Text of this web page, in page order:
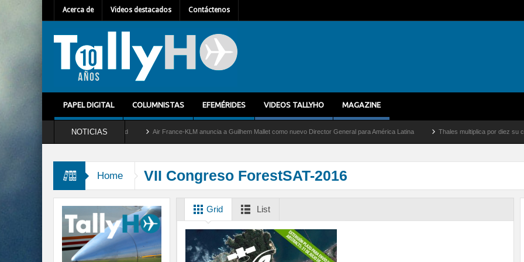
Acerca de Videos destacados Contáctenos
PAPEL DIGITAL COLUMNISTAS EFEMÉRIDES VIDEOS TALLYHO MAGAZINE
NOTICIAS
del servicio al C-2 Greyhound Air France-KLM anuncia a Guilhem Mallet como nuevo Director General para América Latina Thales multiplica por diez su
Home VII Congreso ForestSAT-2016
Grid List